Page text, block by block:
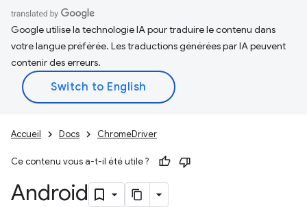
Google utilise la technologie IA pour traduire le contenu dans
votre langue préférée. Les traductions générées par IA peuvent
contenir des erreurs.
Accueil Docs ChromeDriver
Ce contenu vous a-t-il été utile ?
Android